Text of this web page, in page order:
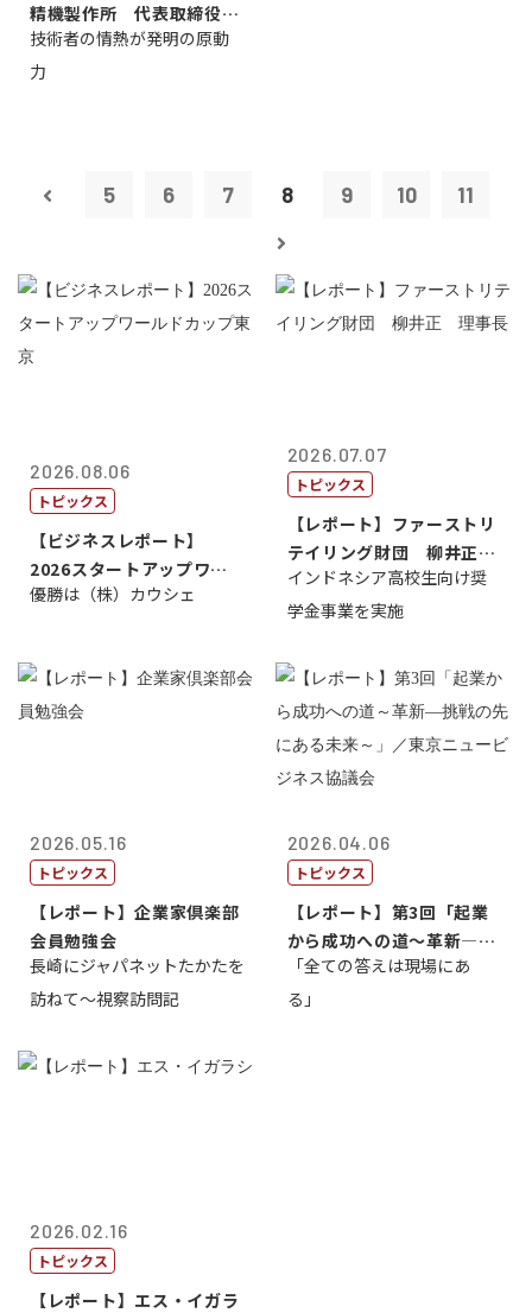
精機製作所 代表取締役
社 長 島 正...
技術者の情熱が発明の原動
力
5 6 7 8 9 10 11
2026.08.06
トピックス
【ビジネスレポート】
2026スタートアップワー
ルドカップ東京
優勝は（株）カウシェ
2026.07.07
トピックス
【レポート】ファーストリ
テイリング財団 柳井正
理事長
インドネシア高校生向け奨
学金事業を実施
2026.05.16
トピックス
【レポート】企業家倶楽部
会員勉強会
長崎にジャパネットたかたを
訪ねて～視察訪問記
2026.04.06
トピックス
【レポート】第3回「起業
から成功への道～革新―挑
戦の先にある...
「全ての答えは現場にあ
る」
2026.02.16
トピックス
【レポート】エス・イガラ